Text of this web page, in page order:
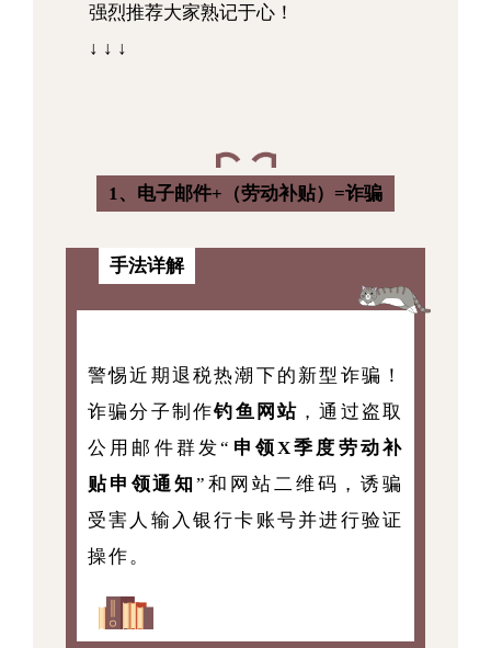
强烈推荐大家熟记于心！
↓ ↓ ↓
1、电子邮件+（劳动补贴）=诈骗
手法详解
警惕近期退税热潮下的新型诈骗！
诈骗分子制作钓鱼网站 ，通过盗取
公用邮件群发“ 申领X季度劳动补
贴申领通知”和网站二维码，诱骗
受害人输入银行卡账号并进行验证
操作。